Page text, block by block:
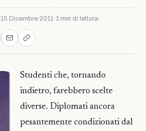
15 Dicembre 2011·1 min di lettura·
Studenti che, tornando
indietro, farebbero scelte
diverse. Diplomati ancora
pesantemente condizionati dal